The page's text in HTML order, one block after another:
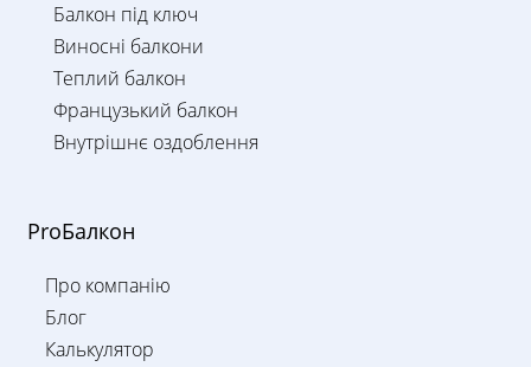
Балкон під ключ
Виносні балкони
Теплий балкон
Французький балкон
Внутрішнє оздоблення
ProБалкон
Про компанію
Блог
Калькулятор